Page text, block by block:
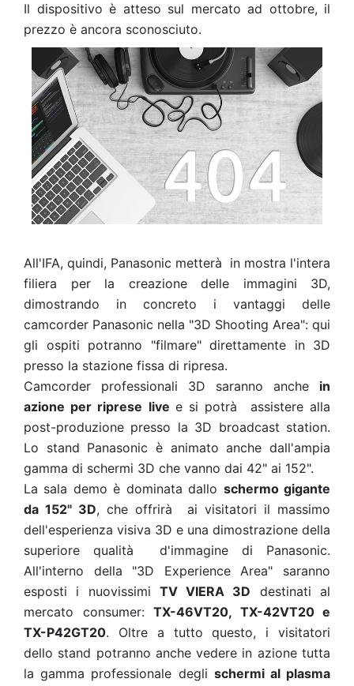
Il dispositivo è atteso sul mercato ad ottobre, il
prezzo è ancora sconosciuto.
All'IFA, quindi, Panasonic metterà in mostra l'intera
filiera per la creazione delle immagini 3D,
dimostrando in concreto i vantaggi delle
camcorder Panasonic nella "3D Shooting Area": qui
gli ospiti potranno "filmare" direttamente in 3D
presso la stazione fissa di ripresa.
Camcorder professionali 3D saranno anche in
azione per riprese live e si potrà assistere alla
post-produzione presso la 3D broadcast station.
Lo stand Panasonic è animato anche dall'ampia
gamma di schermi 3D che vanno dai 42" ai 152".
La sala demo è dominata dallo schermo gigante
da 152" 3D, che offrirà ai visitatori il massimo
dell'esperienza visiva 3D e una dimostrazione della
superiore qualità d'immagine di Panasonic.
All'interno della "3D Experience Area" saranno
esposti i nuovissimi TV VIERA 3D destinati al
mercato consumer: TX-46VT20, TX-42VT20 e
TX-P42GT20. Oltre a tutto questo, i visitatori
dello stand potranno anche vedere in azione tutta
la gamma professionale degli schermi al plasma